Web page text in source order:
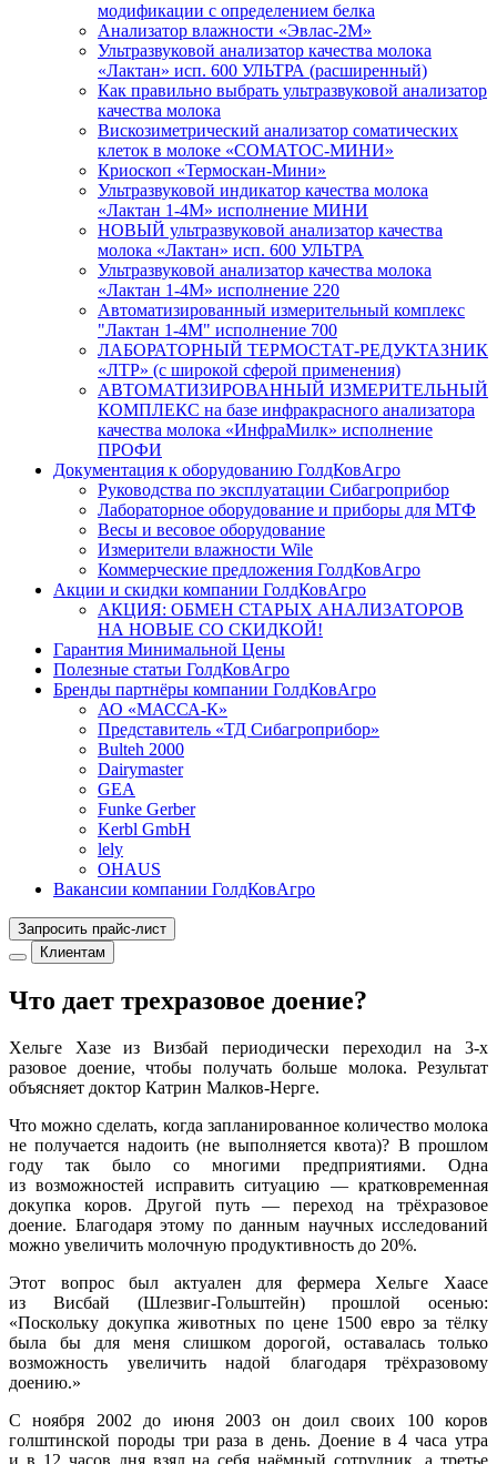
модификации с определением белка
Анализатор влажности «Эвлас-2М»
Ультразвуковой анализатор качества молока
«Лактан» исп. 600 УЛЬТРА (расширенный)
Как правильно выбрать ультразвуковой анализатор
качества молока
Вискозиметрический анализатор соматических
клеток в молоке «СОМАТОС-МИНИ»
Криоскоп «Термоскан-Мини»
Ультразвуковой индикатор качества молока
«Лактан 1-4М» исполнение МИНИ
НОВЫЙ ультразвуковой анализатор качества
молока «Лактан» исп. 600 УЛЬТРА
Ультразвуковой анализатор качества молока
«Лактан 1-4М» исполнение 220
Автоматизированный измерительный комплекс
"Лактан 1-4М" исполнение 700
ЛАБОРАТОРНЫЙ ТЕРМОСТАТ-РЕДУКТАЗНИК
«ЛТР» (с широкой сферой применения)
АВТОМАТИЗИРОВАННЫЙ ИЗМЕРИТЕЛЬНЫЙ
КОМПЛЕКС на базе инфракрасного анализатора
качества молока «ИнфраМилк» исполнение
ПРОФИ
Документация к оборудованию ГолдКовАгро
Руководства по эксплуатации Сибагроприбор
Лабораторное оборудование и приборы для МТФ
Весы и весовое оборудование
Измерители влажности Wile
Коммерческие предложения ГолдКовАгро
Акции и скидки компании ГолдКовАгро
АКЦИЯ: ОБМЕН СТАРЫХ АНАЛИЗАТОРОВ
НА НОВЫЕ СО СКИДКОЙ!
Гарантия Минимальной Цены
Полезные статьи ГолдКовАгро
Бренды партнёры компании ГолдКовАгро
АО «МАССА-К»
Представитель «ТД Сибагроприбор»
Bulteh 2000
Dairymaster
GEA
Funke Gerber
Kerbl GmbH
lely
OHAUS
Вакансии компании ГолдКовАгро
Запросить прайс-лист
Клиентам
Что дает трехразовое доение?
Хельге Хазе из Визбай периодически переходил на 3-х
разовое доение, чтобы получать больше молока. Результат
объясняет доктор Катрин Малков-Нерге.
Что можно сделать, когда запланированное количество молока
не получается надоить (не выполняется квота)? В прошлом
году так было со многими предприятиями. Одна
из возможностей исправить ситуацию — кратковременная
докупка коров. Другой путь — переход на трёхразовое
доение. Благодаря этому по данным научных исследований
можно увеличить молочную продуктивность до 20%.
Этот вопрос был актуален для фермера Хельге Хаасе
из Висбай (Шлезвиг-Гольштейн) прошлой осенью:
«Поскольку докупка животных по цене 1500 евро за тёлку
была бы для меня слишком дорогой, оставалась только
возможность увеличить надой благодаря трёхразовому
доению.»
С ноября 2002 до июня 2003 он доил своих 100 коров
голштинской породы три раза в день. Доение в 4 часа утра
и в 12 часов дня взял на себя наёмный сотрудник, а третье